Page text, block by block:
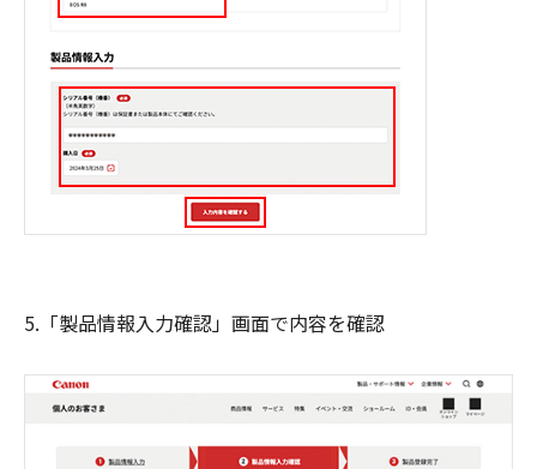
5.「製品情報入力確認」画面で内容を確認